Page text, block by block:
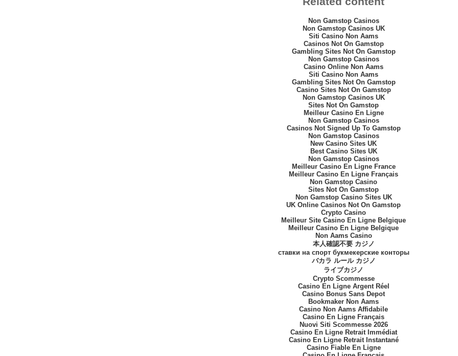
Non Gamstop Casinos
Non Gamstop Casinos UK
Siti Casino Non Aams
Casinos Not On Gamstop
Gambling Sites Not On Gamstop
Non Gamstop Casinos
Casino Online Non Aams
Siti Casino Non Aams
Gambling Sites Not On Gamstop
Casino Sites Not On Gamstop
Non Gamstop Casinos UK
Sites Not On Gamstop
Meilleur Casino En Ligne
Non Gamstop Casinos
Casinos Not Signed Up To Gamstop
Non Gamstop Casinos
New Casino Sites UK
Best Casino Sites UK
Non Gamstop Casinos
Meilleur Casino En Ligne France
Meilleur Casino En Ligne Français
Non Gamstop Casino
Sites Not On Gamstop
Non Gamstop Casino Sites UK
UK Online Casinos Not On Gamstop
Crypto Casino
Meilleur Site Casino En Ligne Belgique
Meilleur Casino En Ligne Belgique
Non Aams Casino
本人確認不要 カジノ
ставки на спорт букмекерские конторы
バカラ ルール カジノ
ライブカジノ
Crypto Scommesse
Casino En Ligne Argent Réel
Casino Bonus Sans Depot
Bookmaker Non Aams
Casino Non Aams Affidabile
Casino En Ligne Français
Nuovi Siti Scommesse 2026
Casino En Ligne Retrait Immédiat
Casino En Ligne Retrait Instantané
Casino Fiable En Ligne